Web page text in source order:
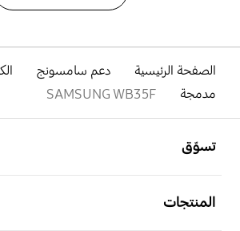
الصفحة الرئيسية دعم سامسونج
مدمجة
SAMSUNG WB35F
تسوّق
المنتجات